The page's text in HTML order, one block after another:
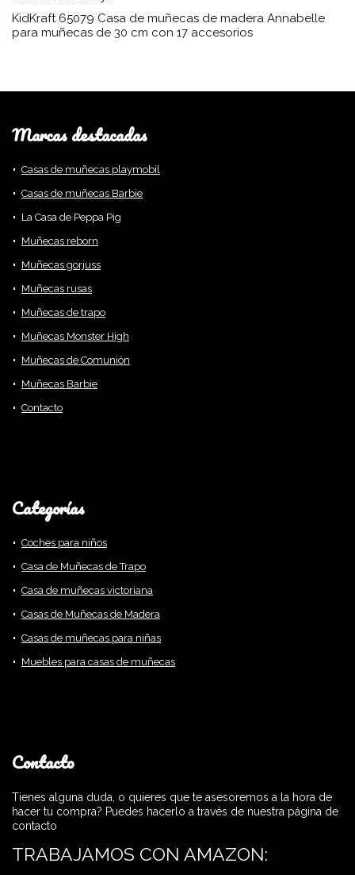
KidKraft 65079 Casa de muñecas de madera Annabelle
para muñecas de 30 cm con 17 accesorios
Marcas destacadas
Casas de muñecas playmobil
Casas de muñecas Barbie
La Casa de Peppa Pig
Muñecas reborn
Muñecas gorjuss
Muñecas rusas
Muñecas de trapo
Muñecas Monster High
Muñecas de Comunión
Muñecas Barbie
Contacto
Categorías
Coches para niños
Casa de Muñecas de Trapo
Casa de muñecas victoriana
Casas de Muñecas de Madera
Casas de muñecas para niñas
Muebles para casas de muñecas
Contacto
Tienes alguna duda, o quieres que te asesoremos a la hora de
hacer tu compra? Puedes hacerlo a través de nuestra página de
contacto
TRABAJAMOS CON AMAZON: